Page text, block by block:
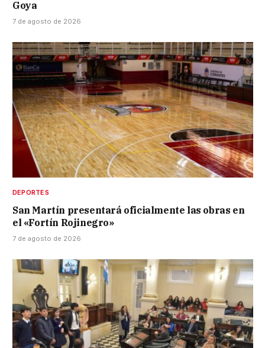
Goya
7 de agosto de 2026
DEPORTES
San Martín presentará oficialmente las obras en
el «Fortín Rojinegro»
7 de agosto de 2026